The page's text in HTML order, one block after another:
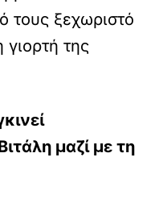
τους ξεχωριστό
της
μαζί με τη